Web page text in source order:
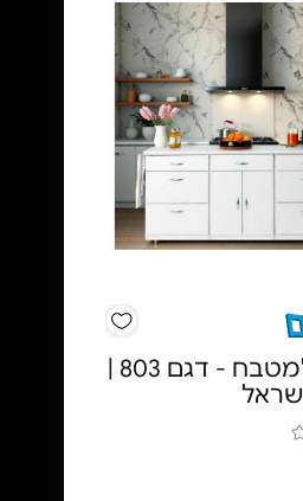
אי ענק למטבח - דגם 803 |